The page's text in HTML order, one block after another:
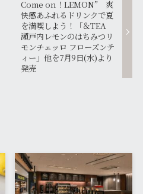
Come on！LEMON” 爽
快感あふれるドリンクで夏
を満喫しよう！「＆TEA
瀬戸内レモンのはちみつリ
モンチェッロ フローズンテ
ィー」他を7月9日(水)より
発売